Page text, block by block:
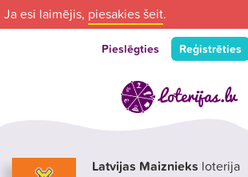
Ja esi laimējis, piesakies šeit.
Pieslēgties Reģistrēties
Latvijas Maiznieks loterija